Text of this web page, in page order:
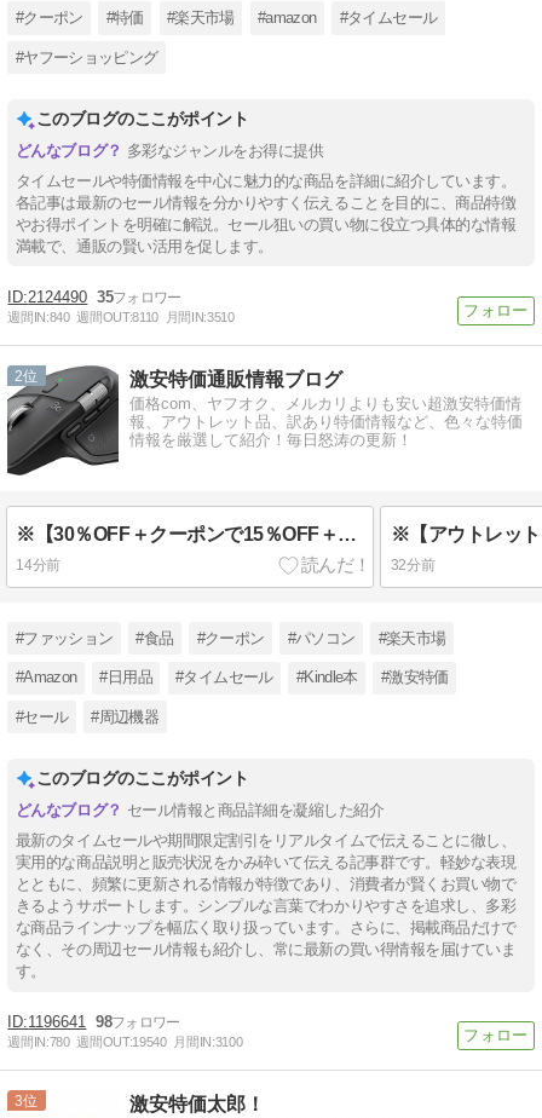
#クーポン #特価 #楽天市場 #amazon #タイムセール
#ヤフーショッピング
このブログのここがポイント
多彩なジャンルをお得に提供
タイムセールや特価情報を中心に魅力的な商品を詳細に紹介しています。
各記事は最新のセール情報を分かりやすく伝えることを目的に、商品特徴
やお得ポイントを明確に解説。セール狙いの買い物に役立つ具体的な情報
満載で、通販の賢い活用を促します。
2124490 35
週間IN:840 週間OUT:8110 月間IN:3510
2 激安特価通販情報ブログ
価格com、ヤフオク、メルカリよりも安い超激安特価情
報、アウトレット品、訳あり特価情報など、色々な特価
情報を厳選して紹介！毎日怒涛の更新！
※【30％OFF＋クーポンで15％OFF＋ポイント14％還元】クモの巣消滅ジェット 450ml 実質509円！
14分前 32分前
#ファッション #食品 #クーポン #パソコン #楽天市場
#Amazon #日用品 #タイムセール #Kindle本 #激安特価
#セール #周辺機器
このブログのここがポイント
セール情報と商品詳細を凝縮した紹介
最新のタイムセールや期間限定割引をリアルタイムで伝えることに徹し、
実用的な商品説明と販売状況をかみ砕いて伝える記事群です。軽妙な表現
とともに、頻繁に更新される情報が特徴であり、消費者が賢くお買い物で
きるようサポートします。シンプルな言葉でわかりやすさを追求し、多彩
な商品ラインナップを幅広く取り扱っています。さらに、掲載商品だけで
なく、その周辺セール情報も紹介し、常に最新の買い得情報を届けていま
す。
1196641 98
週間IN:780 週間OUT:19540 月間IN:3100
3 激安特価太郎！